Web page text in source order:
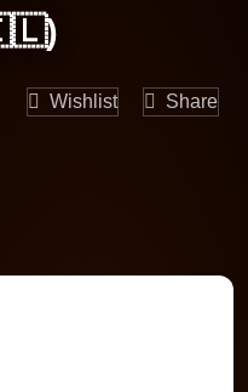
Wishlist Share